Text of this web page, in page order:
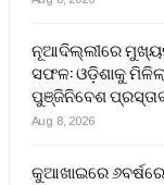
ନୂଆଦିଲ୍ଲୀରେ
ସଫଳ: ଓଡ଼ିଶାକୁ
ପୁଞ୍ଜିନିବେଶ
Aug 8, 2026
କୁଆଖାଇରେ